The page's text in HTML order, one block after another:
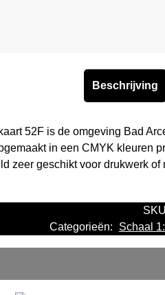
Beschrijving
52F is de omgeving Bad
in een CMYK kleuren
zeer geschikt voor drukwerk
Categorieën:
Schaal